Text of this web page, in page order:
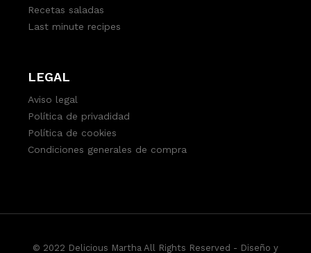
Recetas saladas
Last minute recipes
LEGAL
Aviso legal
Política de privadidad
Política de cookies
Condiciones generales de compra
© 2022 Delicious Martha All Rights Reserved - Diseño y